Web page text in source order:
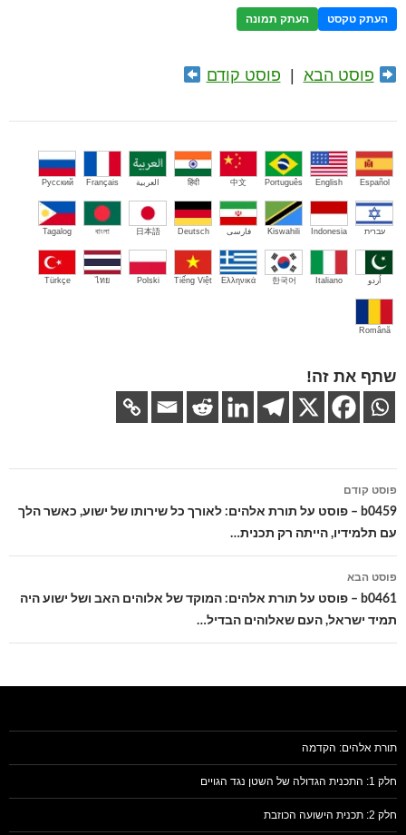
העתק טקסט העתק תמונה
פוסט הבא פוסט קודם
Español
English
Português
中文
हिंदी العربية Français
Русский
עברית Indonesia
Kiswahili فارسی Deutsch
日本語
বাংলা
Tagalog
اُردو Italiano
한국어
Ελληνικά
Tiếng Việt
Polski
ไทย
Türkçe
Română
שתף את זה!
ניווט
בפוסטים
פוסט קודם
b0459 – פוסט על תורת אלהים: לאורך כל שירותו של ישוע, כאשר הלך
עם תלמידיו, הייתה רק תכנית…
פוסט הבא
b0461 – פוסט על תורת אלהים: המוקד של אלוהים האב ושל ישוע היה
תמיד ישראל, העם שאלוהים הבדיל…
תורת אלהים: הקדמה
חלק 1: התכנית הגדולה של השטן נגד הגויים
חלק 2: תכנית הישועה הכוזבת